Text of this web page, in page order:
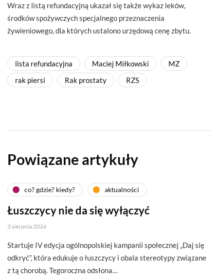
Wraz z listą refundacyjną ukazał się także wykaz leków,
środków spożywczych specjalnego przeznaczenia
żywieniowego, dla których ustalono urzędową cenę zbytu.
lista refundacyjna Maciej Miłkowski
MZ
rak piersi
Rak prostaty RZS
Powiązane artykuły
co? gdzie? kiedy? aktualności
Łuszczycy nie da się wyłączyć
3 sierpnia 2026
Startuje IV edycja ogólnopolskiej kampanii społecznej „Daj się
odkryć”, która edukuje o łuszczycy i obala stereotypy związane
z tą chorobą. Tegoroczna odsłona…